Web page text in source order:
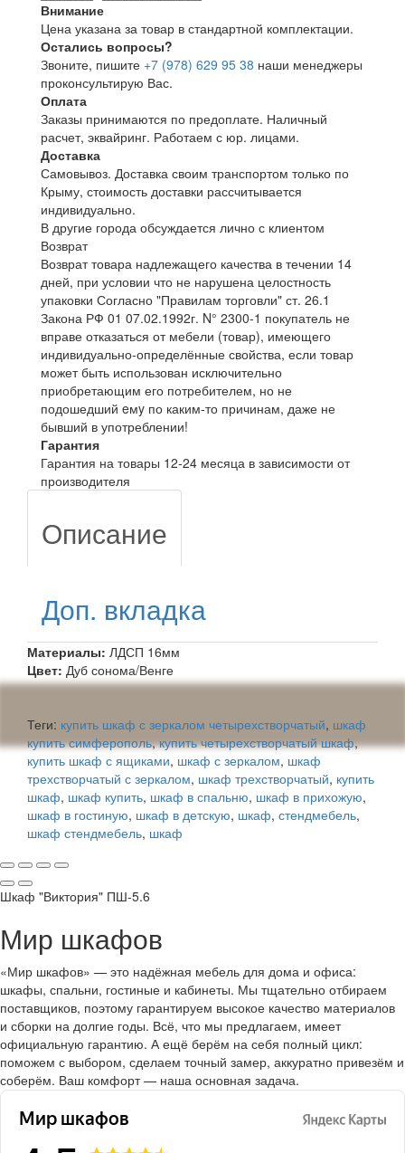
Внимание
Цена указана за товар в стандартной комплектации.
Остались вопросы?
Звоните, пишите +7 (978) 629 95 38 наши менеджеры
проконсультирую Вас.
Оплата
Заказы принимаются по предоплате. Наличный
расчет, эквайринг. Работаем с юр. лицами.
Доставка
Самовывоз. Доставка своим транспортом только по
Крыму, стоимость доставки рассчитывается
индивидуально.
В другие города обсуждается лично с клиентом
Возврат
Возврат товара надлежащего качества в течении 14
дней, при условии что не нарушена целостность
упаковки Согласно "Правилам торговли" ст. 26.1
Закона РФ 01 07.02.1992г. N° 2300-1 покупатель не
вправе отказаться от мебели (товар), имеющего
индивидуально-определённые свойства, если товар
может быть использован исключительно
приобретающим его потребителем, но не
подошедший eмy по каким-то причинам, даже не
бывший в употреблении!
Гарантия
Гарантия на товары 12-24 месяца в зависимости от
производителя
Описание
Доп. вкладка
Материалы: ЛДСП 16мм
Цвет: Дуб сонома/Венге
Теги: купить шкаф с зеркалом четырехстворчатый, шкаф
купить симферополь,купить четырехстворчатый шкаф,
купить шкаф с ящиками, шкаф с зеркалом, шкаф
трехстворчатый с зеркалом, шкаф трехстворчатый, купить
шкаф, шкаф купить, шкаф в спальню, шкаф в прихожую,
шкаф в гостиную, шкаф в детскую, шкаф, стендмебель,
шкаф стендмебель, шкаф
Шкаф "Виктория" ПШ-5.6
Мир шкафов
«Мир шкафов» — это надёжная мебель для дома и офиса:
шкафы, спальни, гостиные и кабинеты. Мы тщательно отбираем
поставщиков, поэтому гарантируем высокое качество материалов
и сборки на долгие годы. Всё, что мы предлагаем, имеет
официальную гарантию. А ещё берём на себя полный цикл:
поможем с выбором, сделаем точный замер, аккуратно привезём и
соберём. Ваш комфорт — наша основная задача.